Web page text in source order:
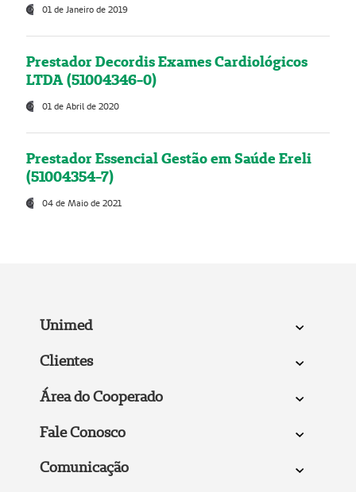
01 de Janeiro de 2019
Prestador Decordis Exames Cardiológicos
LTDA (51004346-0)
01 de Abril de 2020
Prestador Essencial Gestão em Saúde Ereli
(51004354-7)
04 de Maio de 2021
Unimed
Clientes
Área do Cooperado
Fale Conosco
Comunicação